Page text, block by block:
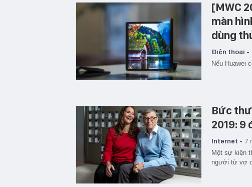
[MWC
màn
dùng
Điện thoại -
Nếu Huawei
Bức
2019: 9
Internet - 7
Một sự kiện
người từ vợ